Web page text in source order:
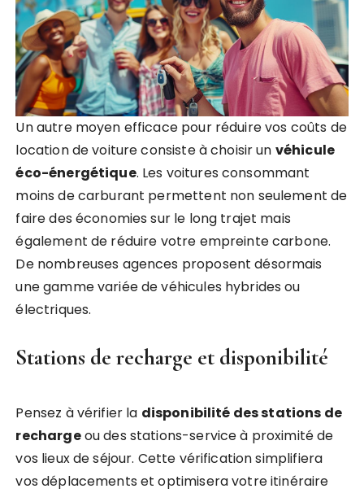
Un autre moyen efficace pour réduire vos coûts de
location de voiture consiste à choisir un véhicule
éco-énergétique. Les voitures consommant
moins de carburant permettent non seulement de
faire des économies sur le long trajet mais
également de réduire votre empreinte carbone.
De nombreuses agences proposent désormais
une gamme variée de véhicules hybrides ou
électriques.
Stations de recharge et disponibilité
Pensez à vérifier la disponibilité des stations de
rechargeou des stations-service à proximité de
vos lieux de séjour. Cette vérification simplifiera
vos déplacements et optimisera votre itinéraire